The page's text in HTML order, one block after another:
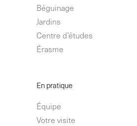
Béguinage
Jardins
Centre d’études
Érasme
En pratique
Équipe
Votre visite